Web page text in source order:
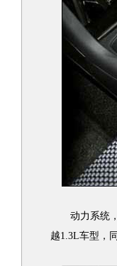
动力系统，
越1.3L车型，